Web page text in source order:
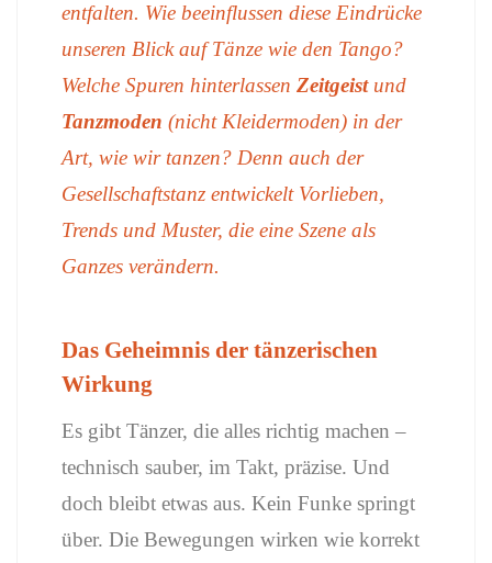
entfalten. Wie beeinflussen diese Eindrücke
unseren Blick auf Tänze wie den Tango?
Welche Spuren hinterlassen Zeitgeistund
Tanzmoden (nicht Kleidermoden) in der
Art, wie wir tanzen? Denn auch der
Gesellschaftstanz entwickelt Vorlieben,
Trends und Muster, die eine Szene als
Ganzes verändern.
Das Geheimnis der tänzerischen
Wirkung
Es gibt Tänzer, die alles richtig machen –
technisch sauber, im Takt, präzise. Und
doch bleibt etwas aus. Kein Funke springt
über. Die Bewegungen wirken wie korrekt